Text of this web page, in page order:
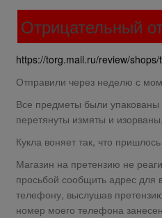
Отрицательный
https://torg.mail.ru/review/
Отправили через неделю с
Все предметы были
перетянуты измяты и изорваны.
Кукла воняет так, что
Магазин на претензию не
просьбой сообщить адрес для
телефону, выслушав
номер моего телефона